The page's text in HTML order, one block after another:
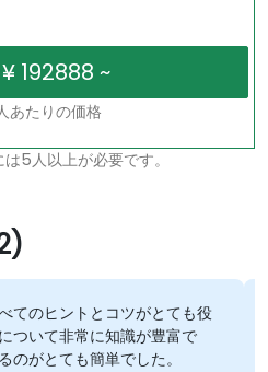
あたりの価格
5人以上が必要です。
てのヒントとコツがとても役
ついて非常に知識が豊富で
のがとても簡単でした。